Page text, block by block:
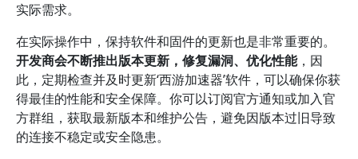
实际需求。
在实际操作中，保持软件和固件的更新也是非常重要的。
开发商会不断推出版本更新，修复漏洞、优化性能，因
此，定期检查并及时更新‘西游加速器’软件，可以确保你获
得最佳的性能和安全保障。你可以订阅官方通知或加入官
方群组，获取最新版本和维护公告，避免因版本过旧导致
的连接不稳定或安全隐患。